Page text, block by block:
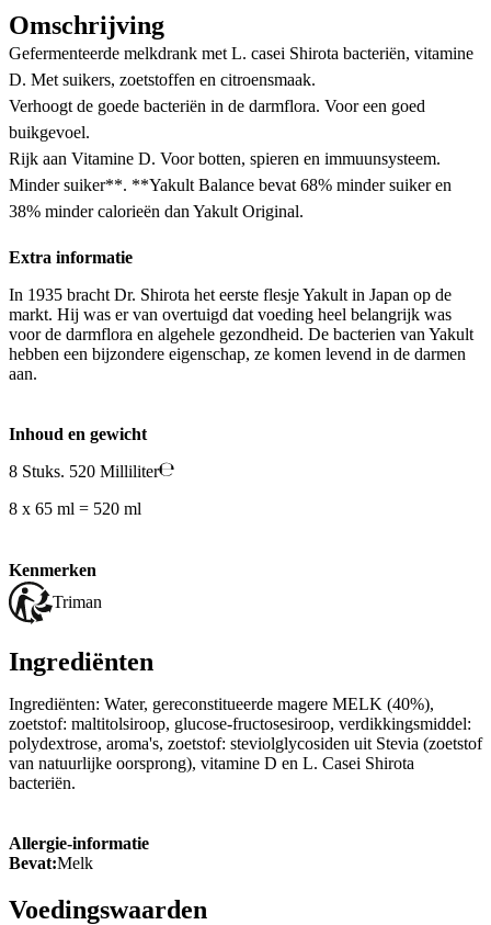
Omschrijving
Gefermenteerde melkdrank met L. casei Shirota bacteriën, vitamine
D. Met suikers, zoetstoffen en citroensmaak.
Verhoogt de goede bacteriën in de darmflora. Voor een goed
buikgevoel.
Rijk aan Vitamine D. Voor botten, spieren en immuunsysteem.
Minder suiker**. **Yakult Balance bevat 68% minder suiker en
38% minder calorieën dan Yakult Original.
Extra informatie
In 1935 bracht Dr. Shirota het eerste flesje Yakult in Japan op de
markt. Hij was er van overtuigd dat voeding heel belangrijk was
voor de darmflora en algehele gezondheid. De bacterien van Yakult
hebben een bijzondere eigenschap, ze komen levend in de darmen
aan.
Inhoud en gewicht
8 Stuks. 520 Milliliter
8 x 65 ml = 520 ml
Kenmerken
Triman
Ingrediënten
Ingrediënten: Water, gereconstitueerde magere MELK (40%),
zoetstof: maltitolsiroop, glucose-fructosesiroop, verdikkingsmiddel:
polydextrose, aroma's, zoetstof: steviolglycosiden uit Stevia (zoetstof
van natuurlijke oorsprong), vitamine D en L. Casei Shirota
bacteriën.
Allergie-informatie
Bevat:Melk
Voedingswaarden